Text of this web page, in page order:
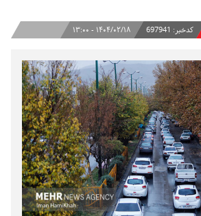
کدخبر: 697941 ۱۴۰۴/۰۲/۱۸ - ۱۳:۰۰